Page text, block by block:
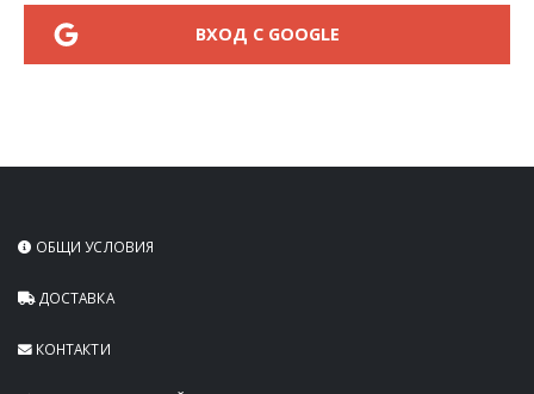
ВХОД С GOOGLE
ОБЩИ УСЛОВИЯ
ДОСТАВКА
КОНТАКТИ